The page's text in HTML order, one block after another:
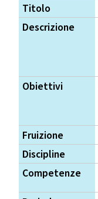
Titolo
Descrizione
Obiettivi
Fruizione
Discipline
Competenze